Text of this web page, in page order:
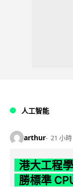
人工智能
arthur 21 小時
港大工程
勝標準